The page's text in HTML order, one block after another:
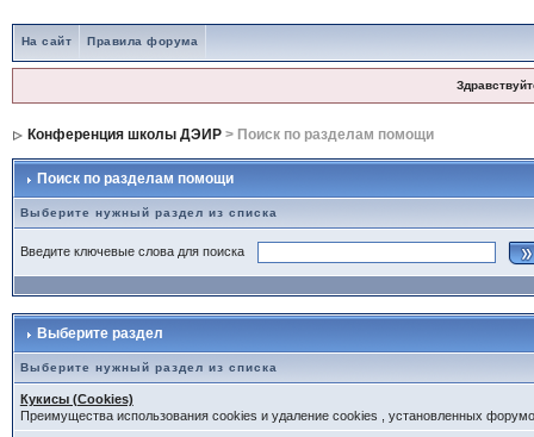
На сайт Правила форума
Конференция школы ДЭИР> Поиск по разделам помощи
Поиск по разделам помощи
Выберите нужный раздел из списка
Введите ключевые слова для поиска
Выберите раздел
Выберите нужный раздел из списка
Кукисы (Cookies)
Преимущества использования cookies и удаление cookies , установленных